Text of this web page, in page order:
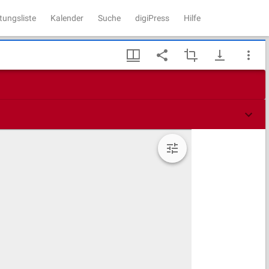
Kalender Suche digiPress Hilfe